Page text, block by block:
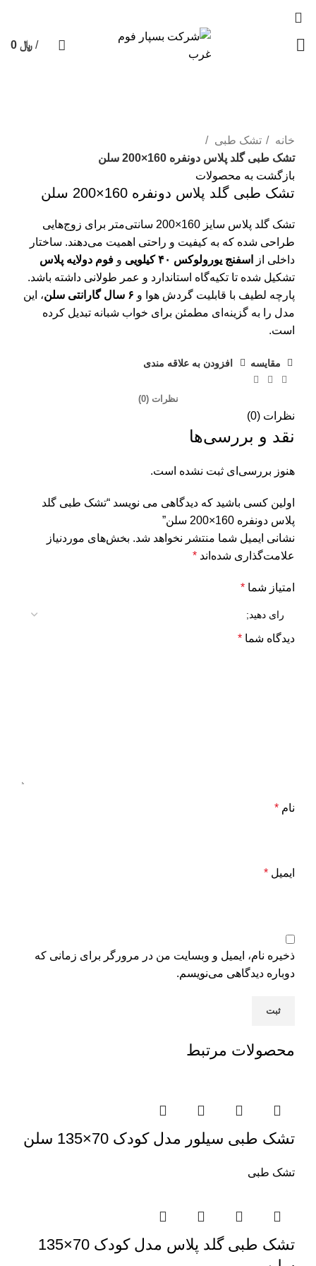
/ ﷼
خانه
تشک طبی
تشک طبی گلد پلاس دو‌نفره 160×200 سلن
بازگشت به محصولات
تشک طبی گلد پلاس دو‌نفره 160×200 سلن
تشک گلد پلاس سایز 160×200 سانتی‌متر برای زوج‌هایی
طراحی شده که به کیفیت و راحتی اهمیت می‌دهند. ساختار
داخلی از
اسفنج یورولوکس ۴۰ کیلویی و فوم دو‌لایه پلاس
تشکیل شده تا تکیه‌گاه استاندارد و عمر طولانی داشته باشد.
پارچه لطیف با قابلیت گردش هوا و ۶ سال گارانتی سلن
، این
مدل را به گزینه‌ای مطمئن برای خواب شبانه تبدیل کرده
است.
مقایسه افزودن به علاقه مندی
نظرات (0)
نظرات (0)
نقد و بررسی‌ها
هنوز بررسی‌ای ثبت نشده است.
اولین کسی باشید که دیدگاهی می نویسد “تشک طبی گلد
پلاس دو‌نفره 160×200 سلن”
نشانی ایمیل شما منتشر نخواهد شد. بخش‌های موردنیاز
علامت‌گذاری شده‌اند *
امتیاز شما *
دیدگاه شما *
نام *
ایمیل *
ذخیره نام، ایمیل و وبسایت من در مرورگر برای زمانی که
دوباره دیدگاهی می‌نویسم.
محصولات مرتبط
تشک طبی سیلور مدل کودک 70×135 سلن
تشک طبی
تشک طبی گلد پلاس مدل کودک 70×135